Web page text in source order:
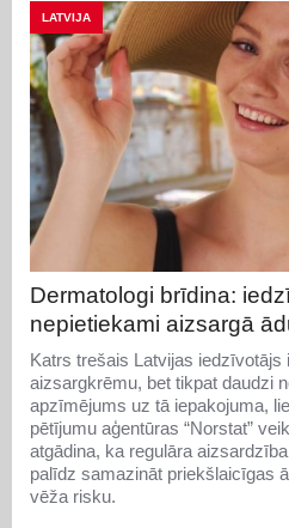
LATVIJA
Dermatologi brīdina:
nepietiekami aizsargā
Katrs trešais Latvijas iedzīvotājs
aizsargkrēmu, bet tikpat daudzi
apzīmējums uz tā iepakojuma,
pētījumu aģentūras “Norstat”
atgādina, ka regulāra
palīdz samazināt priekšlaicīgas
vēža risku.